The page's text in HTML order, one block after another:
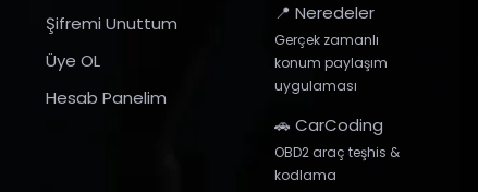
Şifremi Unuttum
Üye OL
Hesab Panelim
📍 Neredeler
Gerçek zamanlı
konum paylaşım
uygulaması
🚗 CarCoding
OBD2 araç teşhis &
kodlama